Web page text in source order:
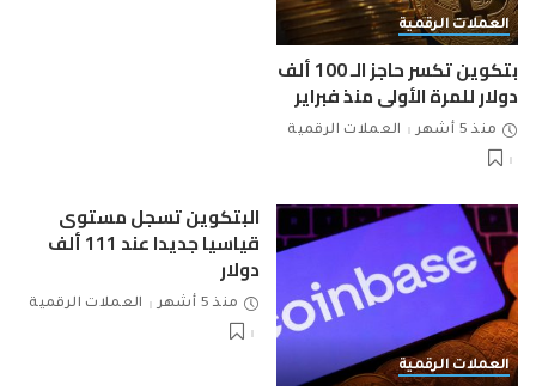
العملات الرقمية
بتكوين تكسر حاجز الـ 100 ألف
دولار للمرة الأولى منذ فبراير
منذ 5 أشهر العملات الرقمية
العملات الرقمية
البتكوين تسجل مستوى
قياسيا جديدا عند 111 ألف
دولار
منذ 5 أشهر العملات الرقمية